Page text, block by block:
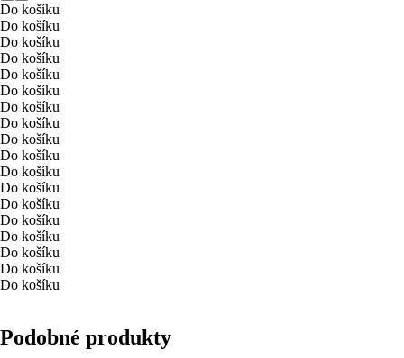
Do košíku
Do košíku
Do košíku
Do košíku
Do košíku
Do košíku
Do košíku
Do košíku
Do košíku
Do košíku
Do košíku
Do košíku
Do košíku
Do košíku
Do košíku
Do košíku
Do košíku
Do košíku
Podobné produkty